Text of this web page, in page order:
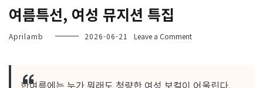
여름특선, 여성 뮤지션 특집
Aprilamb 2026-06-21 Leave a Commenton
선,
한여름에는 누가 뭐래도 청량한 여성 보컬이 어울린다.